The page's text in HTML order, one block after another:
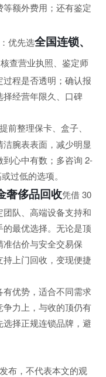
额外费用；还有鉴定
优先选全国连锁、
查营业执照、鉴定师
程是否透明；确认报
经营年限久、口碑
前整理保卡、盒子、
腕表表面，减少明显
心中有数；多咨询 2-
过低的选项。
奢侈品回收凭借 30
队、高端设备支持和
最优选择。无论是顶
估价与安全交易保
上门回收，变现便捷
优势，适合不同需求
力上，与收的顶仍有
择正规连锁品牌，避
布，不代表本文的观